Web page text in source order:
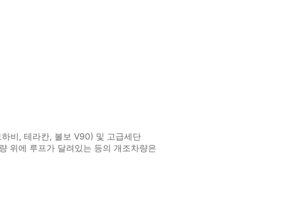
비, 테라칸, 볼보 V90) 및 고급세단
위에 루프가 달려있는 등의 개조차량은